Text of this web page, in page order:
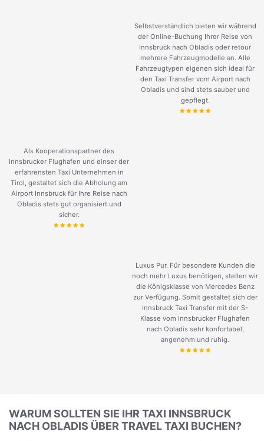
Selbstverständlich bieten wir während
der Online-Buchung Ihrer Reise von
Innsbruck nach Obladis oder retour
mehrere Fahrzeugmodelle an. Alle
Fahrzeugtypen eigenen sich ideal für
den Taxi Transfer vom Airport nach
Obladis und sind stets sauber und
gepflegt.
Als Kooperationspartner des
Innsbrucker Flughafen und einser der
erfahrensten Taxi Unternehmen in
Tirol, gestaltet sich die Abholung am
Airport Innsbruck für Ihre Reise nach
Obladis stets gut organisiert und
sicher.
Luxus Pur. Für besondere Kunden die
noch mehr Luxus benötigen, stellen wir
die Königsklasse von Mercedes Benz
zur Verfügung. Somit gestaltet sich der
Innsbruck Taxi Transfer mit der S-
Klasse vom Innsbrucker Flughafen
nach Obladis sehr konfortabel,
angenehm und ruhig.
WARUM SOLLTEN SIE IHR TAXI INNSBRUCK
NACH OBLADIS ÜBER TRAVEL TAXI BUCHEN?